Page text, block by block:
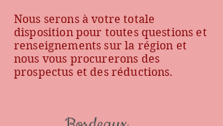
Nous serons à votre totale
disposition pour toutes questions et
renseignements sur la région et
nous vous procurerons des
prospectus et des réductions.